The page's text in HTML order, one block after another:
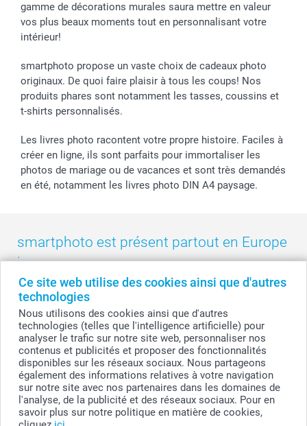
Ce site web utilise des cookies ainsi que d'autres
technologies
Nous utilisons des cookies ainsi que d'autres
technologies (telles que l'intelligence artificielle) pour
analyser le trafic sur notre site web, personnaliser nos
contenus et publicités et proposer des fonctionnalités
disponibles sur les réseaux sociaux. Nous partageons
également des informations relatives à votre navigation
sur notre site avec nos partenaires dans les domaines de
l'analyse, de la publicité et des réseaux sociaux. Pour en
savoir plus sur notre politique en matière de cookies,
Chèque Cadeau
Investor Relations
B2B smartbusiness
Mariage
Fête d'anniversaire
Tous les évènements
Modes de Paiement
Identifiez-vous
Statut de ma commande
smarfriends
smartgarantie
smartbonus
gamme de décorations murales saura mettre en valeur
vos plus beaux moments tout en personnalisant votre
intérieur!
smartphoto propose un vaste choix de cadeaux photo
originaux. De quoi faire plaisir à tous les coups! Nos
produits phares sont notamment les tasses, coussins et
t-shirts personnalisés.
Les livres photo racontent votre propre histoire. Faciles à
créer en ligne, ils sont parfaits pour immortaliser les
photos de mariage ou de vacances et sont très demandés
en été, notamment les livres photo DIN A4 paysage.
smartphoto est présent partout en Europe
:
België - Belgique - Danmark - Deutschland - France - Ireland
- Nederland - Norge
Switzerland - Suomi - Sverige - United Kingdom
Other Countries
Tous les prix sont en francs suisses (CHF), TVA incluse et hors frais de port.